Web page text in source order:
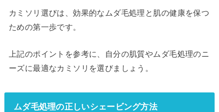
カミソリ選びは、効果的なムダ毛処理と肌の健康を保つ
ための第一歩です。
上記のポイントを参考に、自分の肌質やムダ毛処理のニ
ーズに最適なカミソリを選びましょう。
ムダ毛処理の正しいシェービング方法